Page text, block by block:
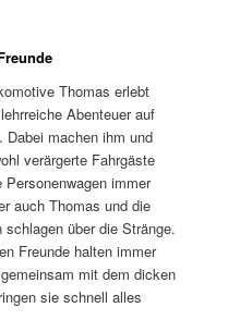
Thomas erlebt
Abenteuer auf
Dabei machen ihm und
verärgerte Fahrgäste
immer
auch Thomas und die
über die Stränge.
Freunde halten immer
mit dem dicken
sie schnell alles